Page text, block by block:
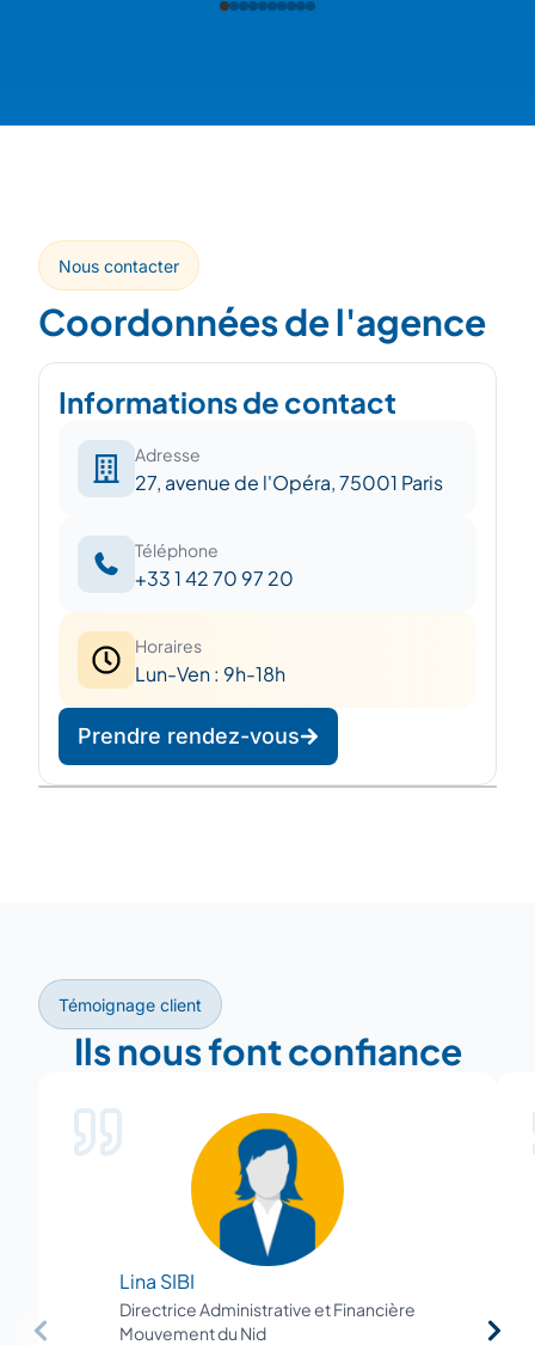
Nous contacter
Coordonnées de l'agence
Informations de contact
Adresse
27, avenue de l'Opéra, 75001 Paris
Téléphone
+33 1 42 70 97 20
Horaires
Lun-Ven : 9h-18h
Prendre rendez-vous
Témoignage client
Ils nous font confiance
Lina SIBI
Directrice Administrative et Financière
Mouvement du Nid